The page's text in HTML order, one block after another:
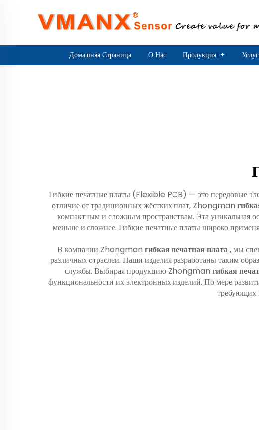
Домашняя Страница О Нас Продукция +
Гибкие печатные платы (Flexible PCB) — это передовые
отличие от традиционных жёстких плат, Zhongman
компактным и сложным пространствам. Эта уникальная
меньше и сложнее. Гибкие печатные платы широко
В компании Zhongman гибкая печатная плата, мы
различных отраслей. Наши изделия разработаны таким
службы. Выбирая продукцию Zhongman гибкая
функциональности их электронных изделий. По мере
требующих